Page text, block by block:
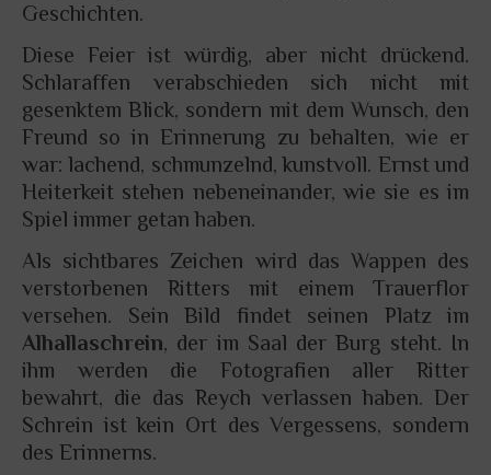
Geschichten.
Diese Feier ist würdig, aber nicht drückend.
Schlaraffen verabschieden sich nicht mit
gesenktem Blick, sondern mit dem Wunsch, den
Freund so in Erinnerung zu behalten, wie er
war: lachend, schmunzelnd, kunstvoll. Ernst und
Heiterkeit stehen nebeneinander, wie sie es im
Spiel immer getan haben.
Als sichtbares Zeichen wird das Wappen des
verstorbenen Ritters mit einem Trauerflor
versehen. Sein Bild findet seinen Platz im
Alhallaschrein, der im Saal der Burg steht. In
ihm werden die Fotografien aller Ritter
bewahrt, die das Reych verlassen haben. Der
Schrein ist kein Ort des Vergessens, sondern
des Erinnerns.